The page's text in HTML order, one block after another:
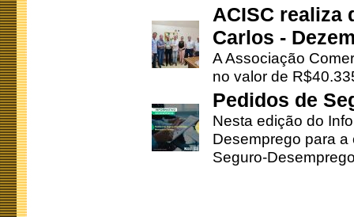
ACISC realiza
Carlos -
A Associação
no valor de
Pedidos de
Nesta edição do
Desemprego para
Seguro-